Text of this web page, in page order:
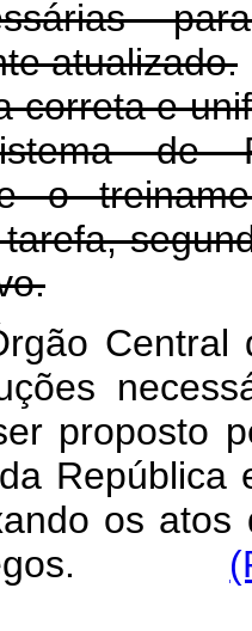
atualizado.
correta e
de
o
Central
proposto
República
os